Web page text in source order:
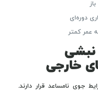
دوره‌ای
عمر کمتر
نبشی
خارجی
جوی نامساعد قرار دارند.